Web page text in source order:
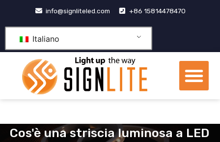
contenuto
info@signliteled.com +86 15814478470
Italiano
Cos'è una striscia luminosa a LED